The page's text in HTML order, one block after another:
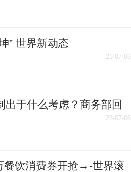
” 世界新动态
23-07-06
出于什么考虑？商务部回
23-07-06
餐饮消费券开抢→-世界滚